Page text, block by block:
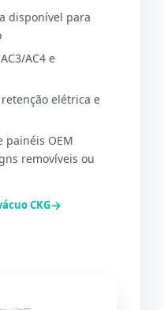
disponível para
AC4 e
elétrica e
painéis OEM
removíveis ou
CKG→